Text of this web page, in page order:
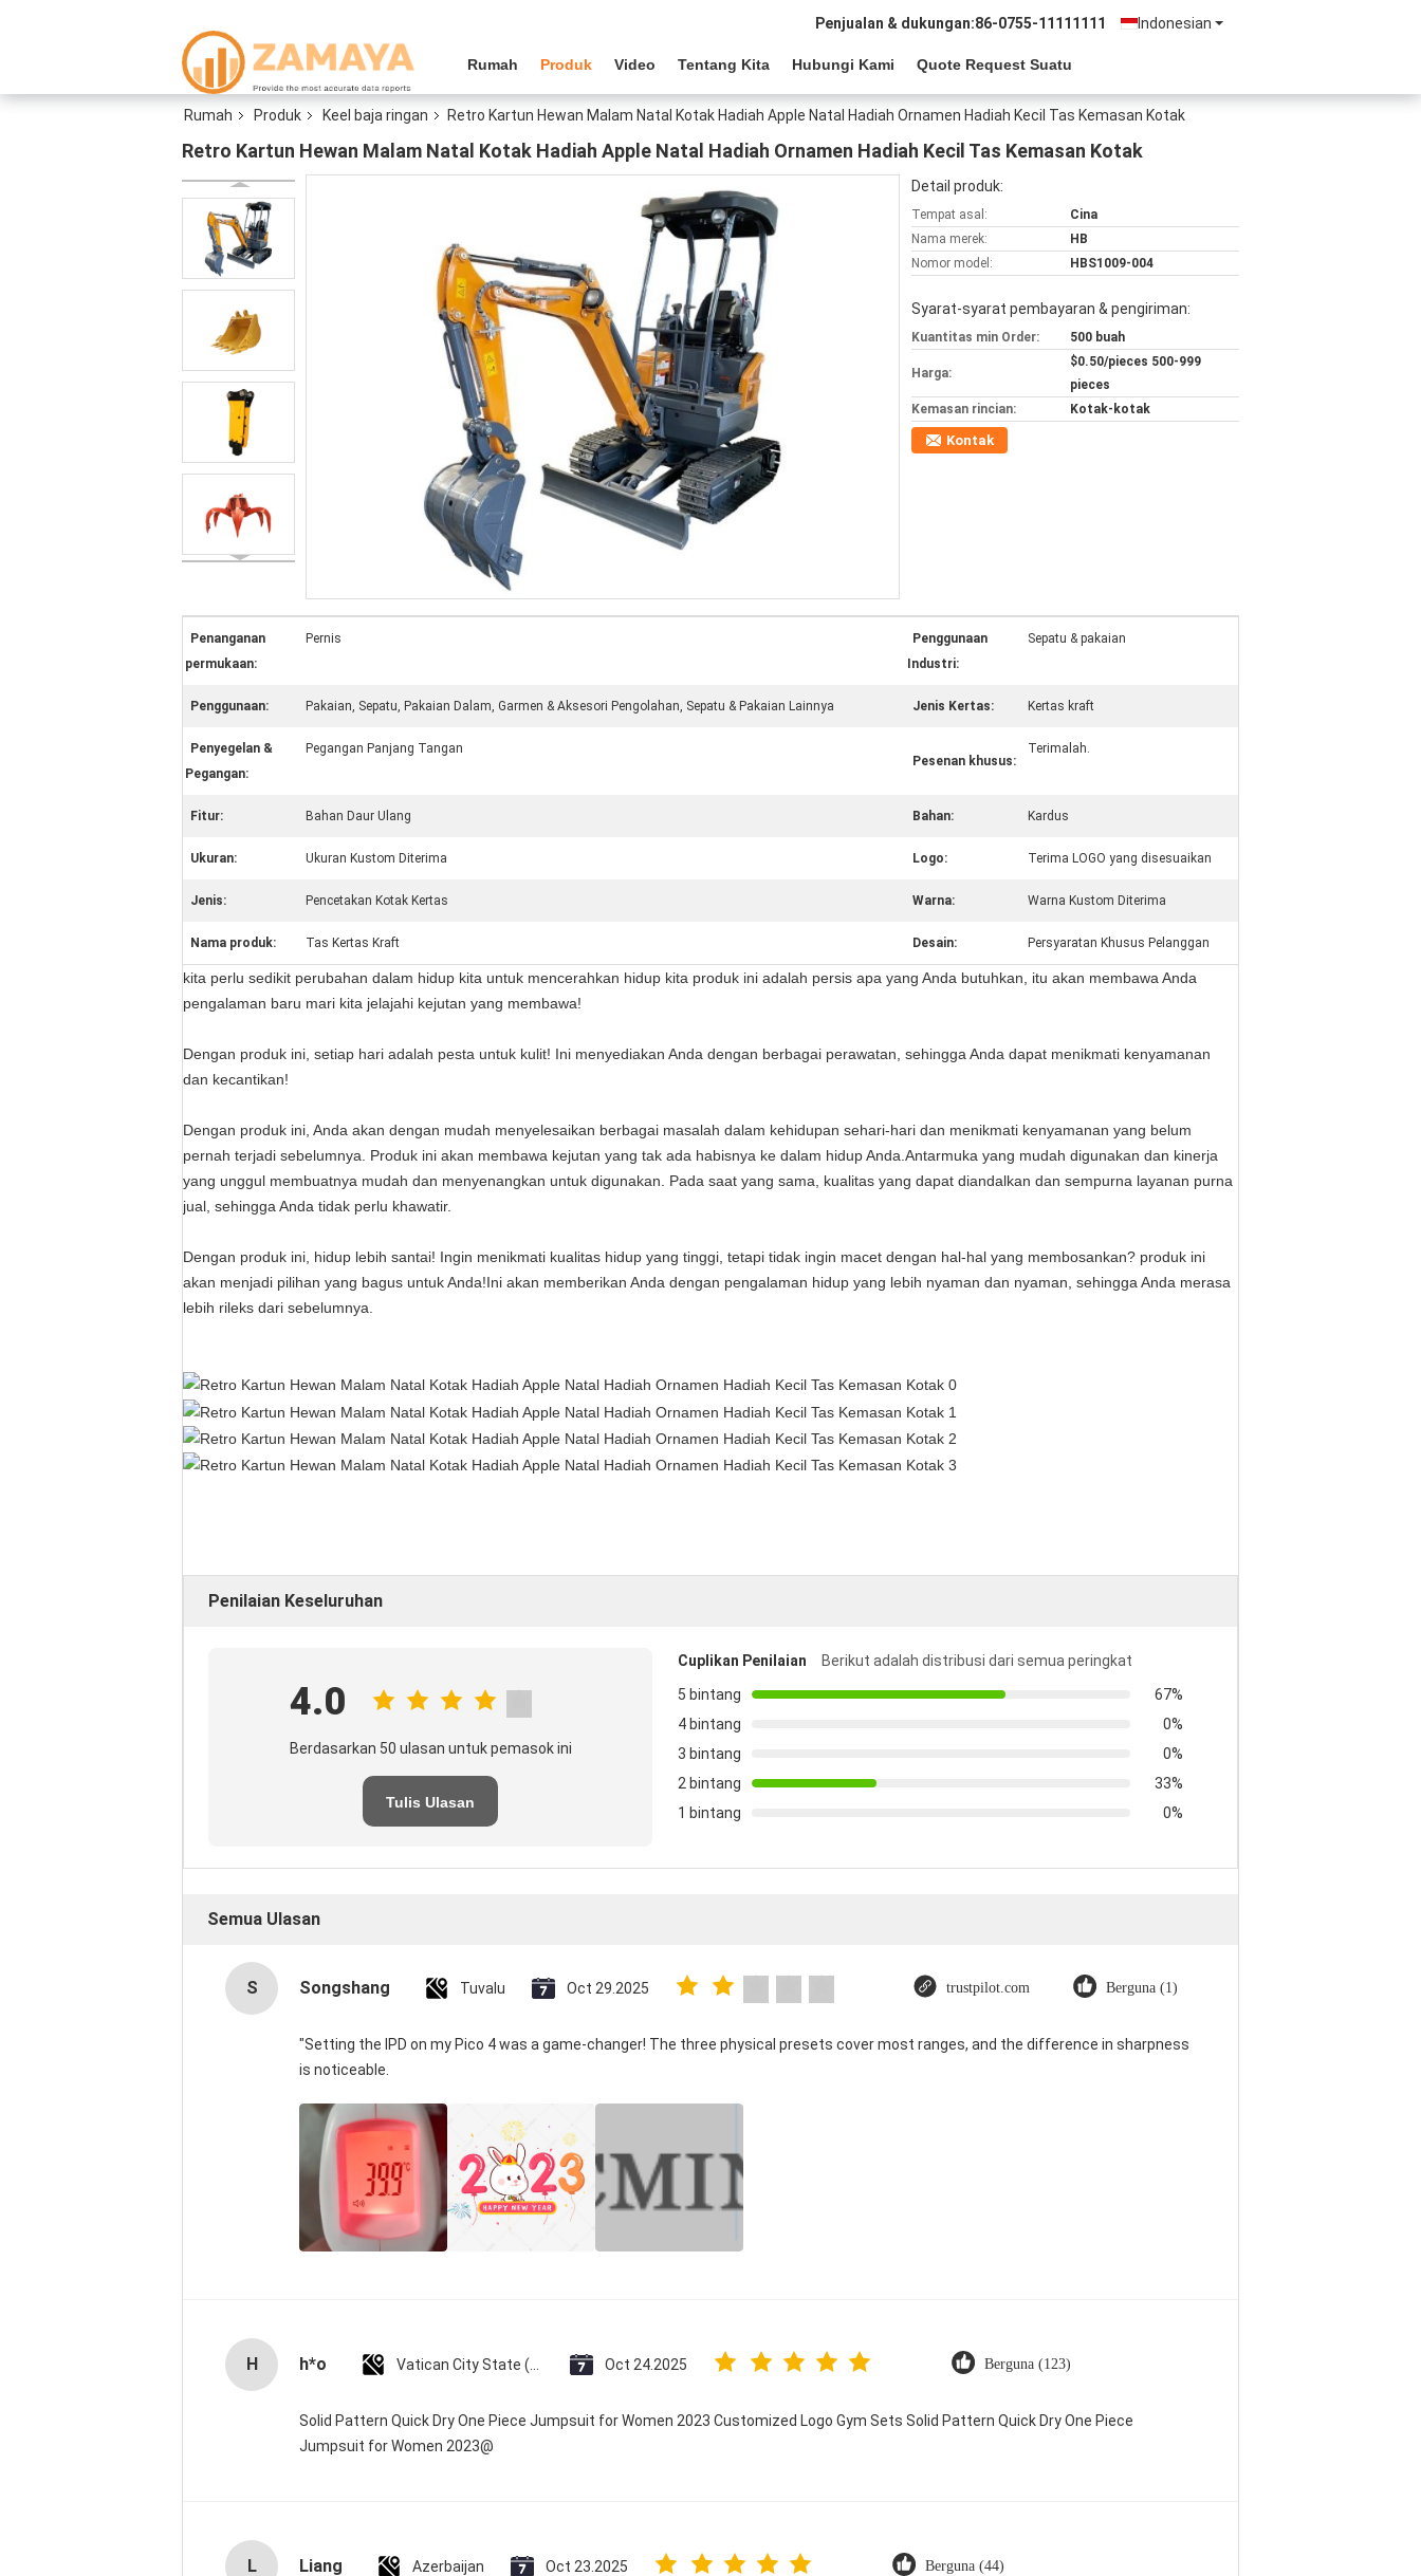
Indonesian
Penjualan & dukungan:86-0755-11111111
Rumah Produk Video Tentang Kita Hubungi Kami Quote Request Suatu
Rumah Produk Keel baja ringan Retro Kartun Hewan Malam Natal Kotak Hadiah Apple Natal Hadiah Ornamen Hadiah Kecil Tas Kemasan Kotak
Retro Kartun Hewan Malam Natal Kotak Hadiah Apple Natal Hadiah Ornamen Hadiah Kecil Tas Kemasan Kotak
Detail produk:
Tempat asal:
Cina
Nama merek:
HB
Nomor model:
HBS1009-004
Syarat-syarat pembayaran & pengiriman:
Kuantitas min Order: 500 buah
Harga:
$0.50/pieces 500-999
pieces
Kemasan rincian:
Kotak-kotak
Kontak
Penanganan
permukaan:
Pernis
Penggunaan
Industri:
Sepatu & pakaian
Penggunaan: Pakaian, Sepatu, Pakaian Dalam, Garmen & Aksesori Pengolahan, Sepatu & Pakaian Lainnya Jenis Kertas: Kertas kraft
Penyegelan &
Pegangan:
Pegangan Panjang Tangan
Pesenan khusus:
Terimalah.
Fitur: Bahan Daur Ulang Bahan: Kardus
Ukuran: Ukuran Kustom Diterima Logo: Terima LOGO yang disesuaikan
Jenis: Pencetakan Kotak Kertas Warna: Warna Kustom Diterima
Nama produk: Tas Kertas Kraft Desain: Persyaratan Khusus Pelanggan
kita perlu sedikit perubahan dalam hidup kita untuk mencerahkan hidup kita produk ini adalah persis apa yang Anda butuhkan, itu akan membawa Anda
pengalaman baru mari kita jelajahi kejutan yang membawa!
Dengan produk ini, setiap hari adalah pesta untuk kulit! Ini menyediakan Anda dengan berbagai perawatan, sehingga Anda dapat menikmati kenyamanan
dan kecantikan!
Dengan produk ini, Anda akan dengan mudah menyelesaikan berbagai masalah dalam kehidupan sehari-hari dan menikmati kenyamanan yang belum
pernah terjadi sebelumnya. Produk ini akan membawa kejutan yang tak ada habisnya ke dalam hidup Anda.Antarmuka yang mudah digunakan dan kinerja
yang unggul membuatnya mudah dan menyenangkan untuk digunakan. Pada saat yang sama, kualitas yang dapat diandalkan dan sempurna layanan purna
jual, sehingga Anda tidak perlu khawatir.
Dengan produk ini, hidup lebih santai! Ingin menikmati kualitas hidup yang tinggi, tetapi tidak ingin macet dengan hal-hal yang membosankan? produk ini
akan menjadi pilihan yang bagus untuk Anda!Ini akan memberikan Anda dengan pengalaman hidup yang lebih nyaman dan nyaman, sehingga Anda merasa
lebih rileks dari sebelumnya.
Penilaian Keseluruhan
4.0
Berdasarkan 50 ulasan untuk pemasok ini
Tulis Ulasan
Cuplikan Penilaian
Berikut adalah distribusi dari semua peringkat
5 bintang
67%
4 bintang
0%
3 bintang
0%
2 bintang
33%
1 bintang
0%
Semua Ulasan
S Songshang Tuvalu Oct 29.2025 trustpilot.com Berguna (1)
"Setting the IPD on my Pico 4 was a game-changer! The three physical presets cover most ranges, and the difference in sharpness
is noticeable.
H h*o Oct 24.2025 Berguna (123)
Solid Pattern Quick Dry One Piece Jumpsuit for Women 2023 Customized Logo Gym Sets Solid Pattern Quick Dry One Piece
Jumpsuit for Women 2023@
L Liang Azerbaijan Oct 23.2025 Berguna (44)